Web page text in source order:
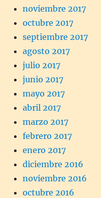
noviembre 2017
octubre 2017
septiembre 2017
agosto 2017
julio 2017
junio 2017
mayo 2017
abril 2017
marzo 2017
febrero 2017
enero 2017
diciembre 2016
noviembre 2016
octubre 2016